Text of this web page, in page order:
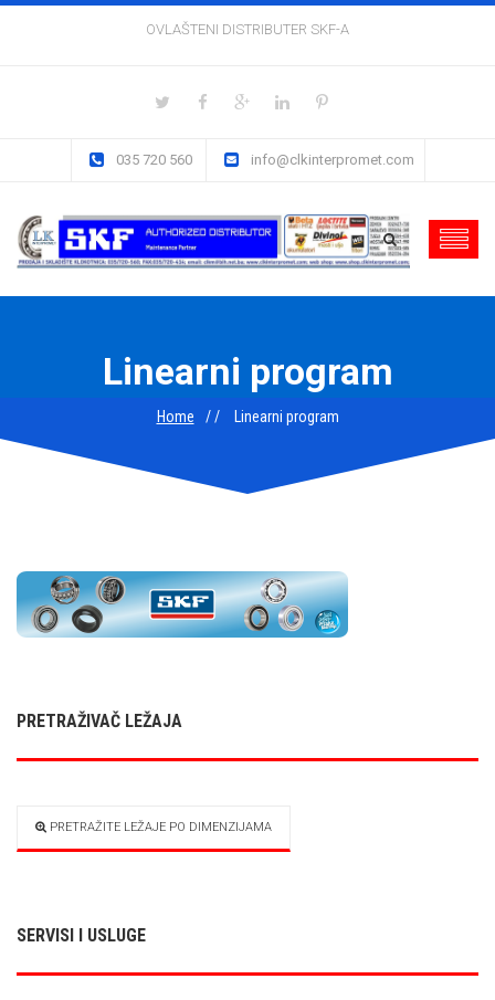
OVLAŠTENI DISTRIBUTER SKF-A
035 720 560 info@clkinterpromet.com
Linearni program
Home Linearni program
PRETRAŽIVAČ LEŽAJA
PRETRAŽITE LEŽAJE PO DIMENZIJAMA
SERVISI I USLUGE